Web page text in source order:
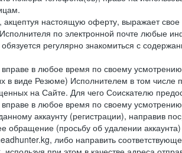
акцептуя настоящую оферту, выражает свое
по электронной почте любые
регулярно знакомиться с
в любое время по своему
в виде Резюме) Исполнителем в том числе
на Сайте. Для чего Соискателю
в любое время по своему
аккаунту (регистрации), направив
обращение (просьбу об удалении
либо направить